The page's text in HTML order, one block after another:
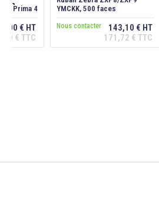
Prima 4
€ HT
€ TTC
au
YMCKK, 500 faces
Nous contacter
143,10 € HT
171,72 € TTC
Ajouter au